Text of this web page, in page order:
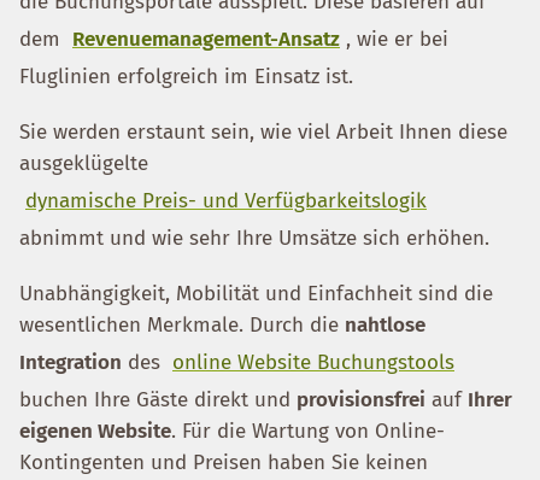
dem
Revenuemanagement-Ansatz , wie er bei
Fluglinien erfolgreich im Einsatz ist.
Sie werden erstaunt sein, wie viel Arbeit Ihnen diese
ausgeklügelte
dynamische Preis- und Verfügbarkeitslogik
abnimmt und wie sehr Ihre Umsätze sich erhöhen.
Unabhängigkeit, Mobilität und Einfachheit sind die
wesentlichen Merkmale. Durch die nahtlose
Integration des online Website Buchungstools
buchen Ihre Gäste direkt und provisionsfrei auf Ihrer
eigenen Website. Für die Wartung von Online-
Kontingenten und Preisen haben Sie keinen